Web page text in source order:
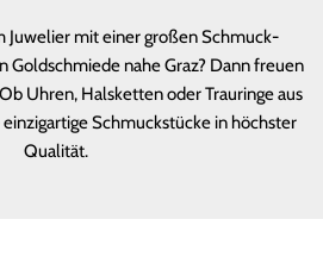
Juwelier mit einer großen Schmuck-
Goldschmiede nahe Graz? Dann freuen
Uhren, Halsketten oder Trauringe aus
Schmuckstücke in höchster
Qualität.